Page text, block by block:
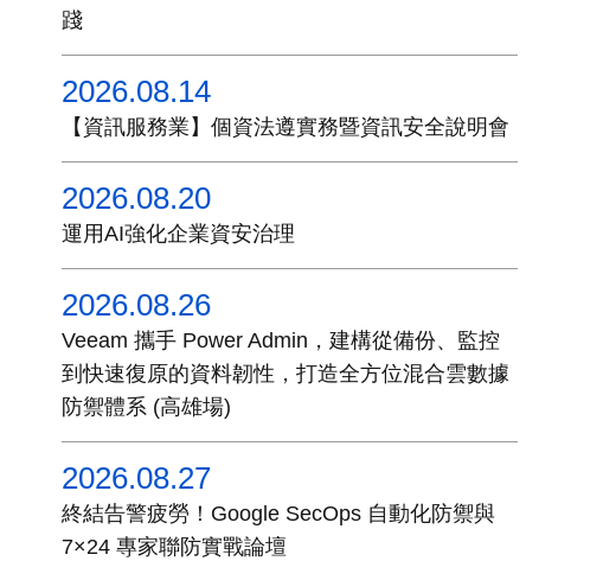
踐
2026.08.14
【資訊服務業】個資法遵實務暨資訊安全說明會
2026.08.20
運用AI強化企業資安治理
2026.08.26
Veeam 攜手 Power Admin，建構從備份、監控
到快速復原的資料韌性，打造全方位混合雲數據
防禦體系 (高雄場)
2026.08.27
終結告警疲勞！Google SecOps 自動化防禦與
7×24 專家聯防實戰論壇